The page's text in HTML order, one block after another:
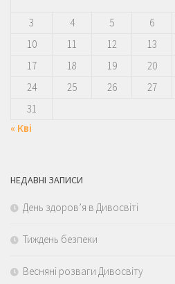
3
4 5 6
10
11 12 13
17
18 19 20
24
25 26 27
31
« Кві
НЕДАВНІ ЗАПИСИ
День здоров’я в Дивосвіті
Тиждень безпеки
Весняні розваги Дивосвіту